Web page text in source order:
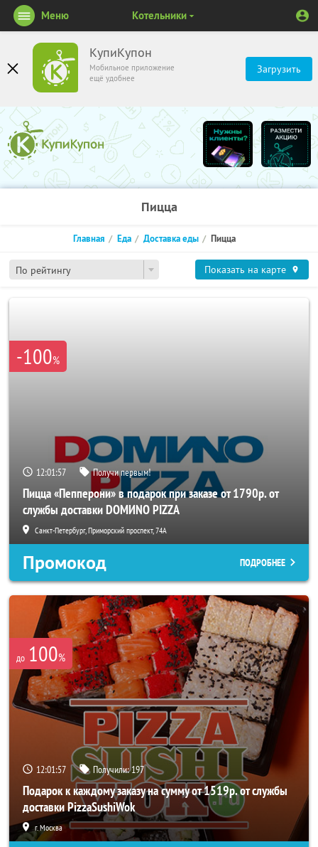
КупиКупон
Мобильное приложение
ещё удобнее
Загрузить
Меню Котельники
Пицца
По рейтингу
Главная Еда Доставка еды Пицца
Показать на карте
-100%
12:01:56 Получи первым!
Пицца «Пепперони» в подарок при заказе от 1790р. от
службы доставки DOMИNO PIZZA
Санкт-Петербург, Приморский проспект, 74А
Промокод ПОДРОБНЕЕ
до 100%
12:01:56 Получили:197
Подарок к каждому заказу на сумму от 1519р. от службы
доставки PizzaSushiWok
г. Москва